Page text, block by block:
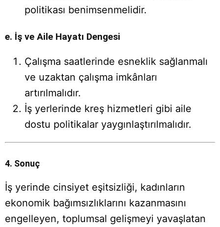
politikası benimsenmelidir.
e. İş ve Aile Hayatı Dengesi
Çalışma saatlerinde esneklik sağlanmalı
ve uzaktan çalışma imkânları
artırılmalıdır.
İş yerlerinde kreş hizmetleri gibi aile
dostu politikalar yaygınlaştırılmalıdır.
4. Sonuç
İş yerinde cinsiyet eşitsizliği, kadınların
ekonomik bağımsızlıklarını kazanmasını
engelleyen, toplumsal gelişmeyi yavaşlatan